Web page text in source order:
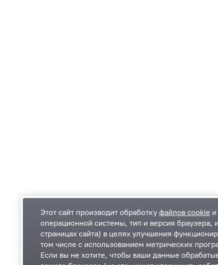
Одинцовский городской округ Московской
области
143000, Московская область, г. Одинцово,
Этот сайт производит обработку файлов cookie
операционной системы, тип и версия браузера,
страницах сайта) в целях улучшения
том числе с использованием метрических
Если вы не хотите, чтобы ваши данные